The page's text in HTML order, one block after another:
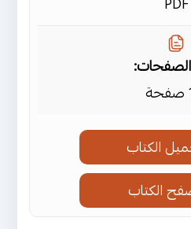
الكتاب
الكتاب